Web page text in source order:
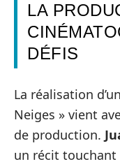
LA
DÉFIS
La réalisation
Neiges » vient
de production.
un récit